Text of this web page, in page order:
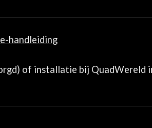
handleiding
of installatie bij QuadWereld